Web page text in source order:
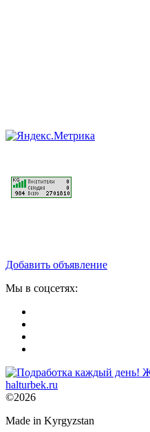
Добавить объявление
Мы в соцсетях:
©2026
Made in Kyrgyzstan